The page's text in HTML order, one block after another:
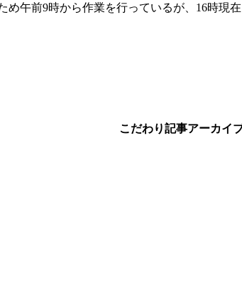
午前9時から作業を行っているが、16時現在
こだわり記事アーカイ